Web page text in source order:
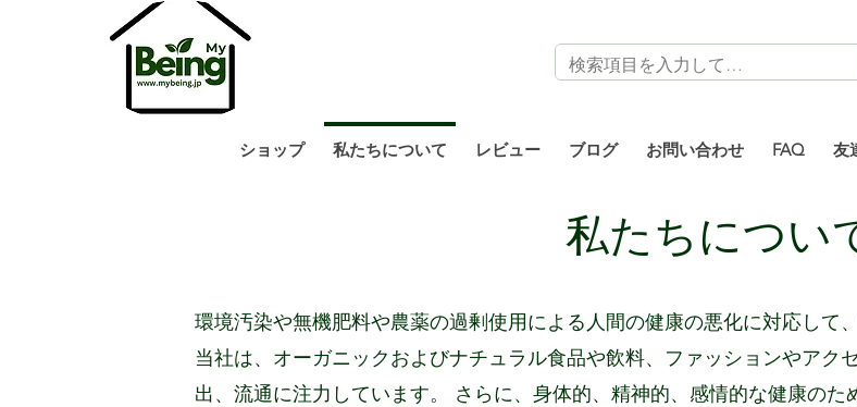
ショップ 私たちについて レビュー ブログ お問い合わせ FAQ 友
私たちについ
環境汚染や無機肥料や農薬の過剰使用による人間の健康の悪化に対応して
当社は、オーガニックおよびナチュラル食品や飲料、ファッションやアク
出、流通に注力しています。 さらに、身体的、精神的、感情的な健康の